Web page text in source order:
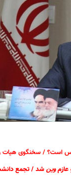
است؟ / سخنگوی هیات
عازموین شد / تجمع